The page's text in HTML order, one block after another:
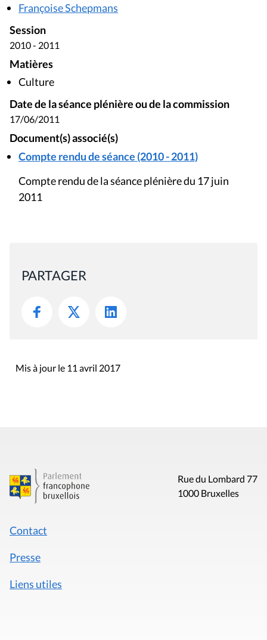
Françoise Schepmans
Session
2010 - 2011
Matières
Culture
Date de la séance plénière ou de la commission
17/06/2011
Document(s) associé(s)
Compte rendu de séance (2010 - 2011)
Compte rendu de la séance plénière du 17 juin
2011
PARTAGER
Mis à jour le 11 avril 2017
Rue du Lombard 77
1000 Bruxelles
Contact
Presse
Liens utiles